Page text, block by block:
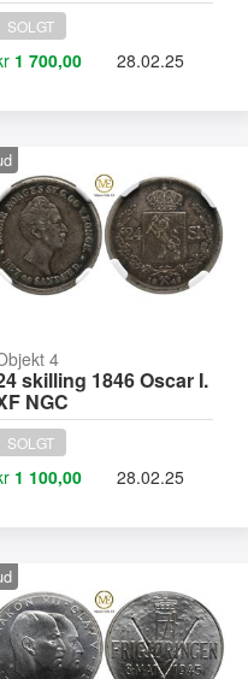
SOLGT
1 700,00 28.02.25
4
skilling 1846 Oscar I.
NGC
SOLGT
1 100,00 28.02.25